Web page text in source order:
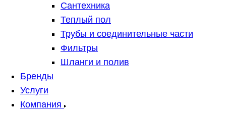
Сантехника
Теплый пол
Трубы и соединительные части
Фильтры
Шланги и полив
Бренды
Услуги
Компания